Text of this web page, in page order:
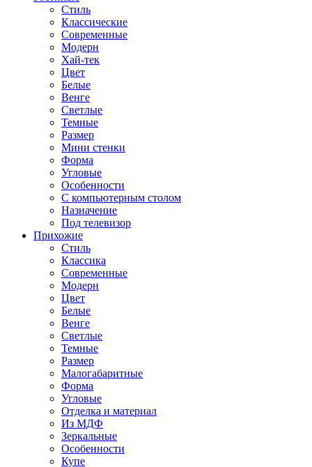
Стиль
Классические
Современные
Модерн
Хай-тек
Цвет
Белые
Венге
Светлые
Темные
Размер
Мини стенки
Форма
Угловые
Особенности
С компьютерным столом
Назначение
Под телевизор
Прихожие
Стиль
Классика
Современные
Модерн
Цвет
Белые
Венге
Светлые
Темные
Размер
Малогабаритные
Форма
Угловые
Отделка и материал
Из МДФ
Зеркальные
Особенности
Купе